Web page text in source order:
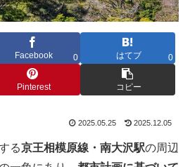
Facebook 0 はてブ 0
Pinterest コピー
2025.05.25 2025.12.05
る京王相模原線・南大沢駅の周辺